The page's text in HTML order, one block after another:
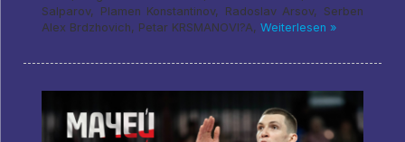
Salparov, Plamen Konstantinov, Radoslav Arsov, Serben
Alex Brdzhovich, Petar KRSMANOVI?A, Weiterlesen »